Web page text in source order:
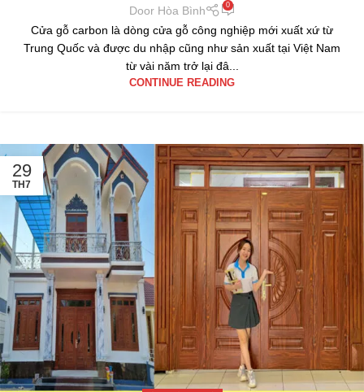
Door Hòa Bình 0
Cửa gỗ carbon là dòng cửa gỗ công nghiệp mới xuất xứ từ
Trung Quốc và được du nhập cũng như sản xuất tại Việt Nam
từ vài năm trở lại đâ...
CONTINUE READING
29
TH7